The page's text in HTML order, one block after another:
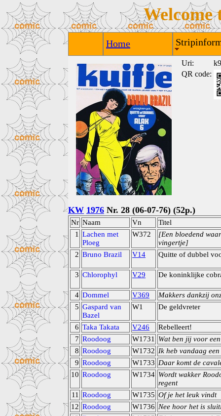
Welcome
Home
Uri:
QR code:
KW 1976 Nr. 28 (06-07-76) (52p.)
Nr Naam Vn
Titel
1
Lachen met
Ploeg
W372
[Een bloedend
vingertje]
2 Bruno Brazil V14 Quitte of dubbel
3 Chlorophyl V29 De koninklijke
4 Dommel V369
Makkers dankzij
5 Gaspard van
Bazel
W1 De geldvreter
6 Taka Takata V246
Rebelleert!
7 Roodoog W1731
Wat ben jij voor
8 Roodoog W1732 Ik heb vandaag
9 Roodoog W1733 Daar komt de
10 Roodoog W1734 Wordt wakker
regent
11
Roodoog W1735 Of je het leuk vindt
12 Roodoog W1736 Nee hoor het is